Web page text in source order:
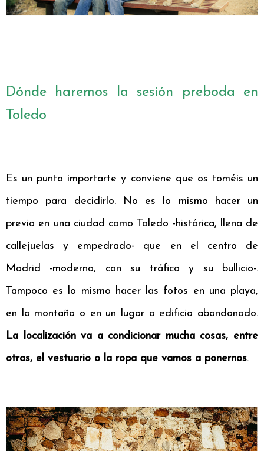
Dónde haremos la sesión preboda en
Toledo
Es un punto importarte y conviene que os toméis un
tiempo para decidirlo. No es lo mismo hacer un
previo en una ciudad como Toledo -histórica, llena de
callejuelas y empedrado- que en el centro de
Madrid -moderna, con su tráfico y su bullicio-.
Tampoco es lo mismo hacer las fotos en una playa,
en la montaña o en un lugar o edificio abandonado.
La localización va a condicionar mucha cosas, entre
otras, el vestuario o la ropa que vamos a ponernos.